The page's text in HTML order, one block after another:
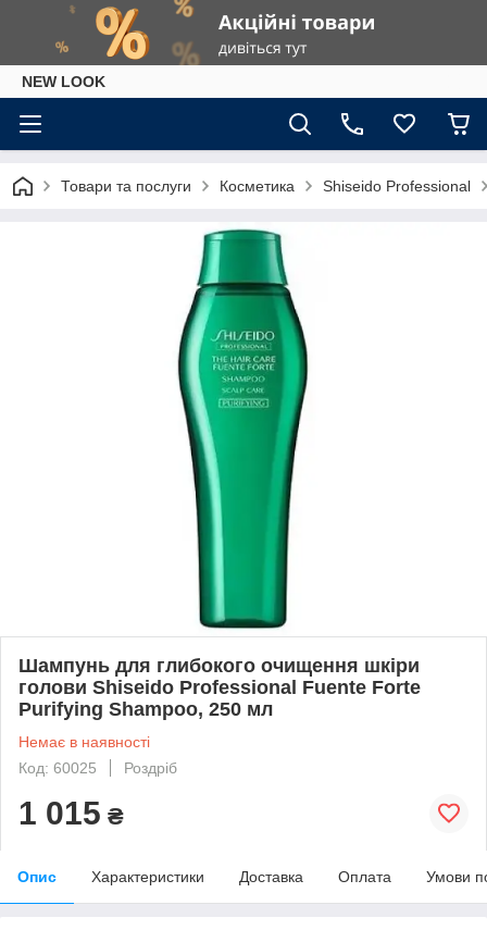
NEW LOOK
Товари та послуги Косметика Shiseido Professional
Шампунь для глибокого очищення шкіри
голови Shiseido Professional Fuente Forte
Purifying Shampoo, 250 мл
Немає в наявності
Код: 60025
Роздріб
1 015 ₴
Опис Характеристики Доставка Оплата Умови